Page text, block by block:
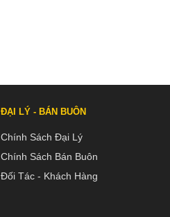
ĐẠI LÝ - BÁN BUÔN
Chính Sách Đại Lý
Chính Sách Bán Buôn
Đối Tác - Khách Hàng